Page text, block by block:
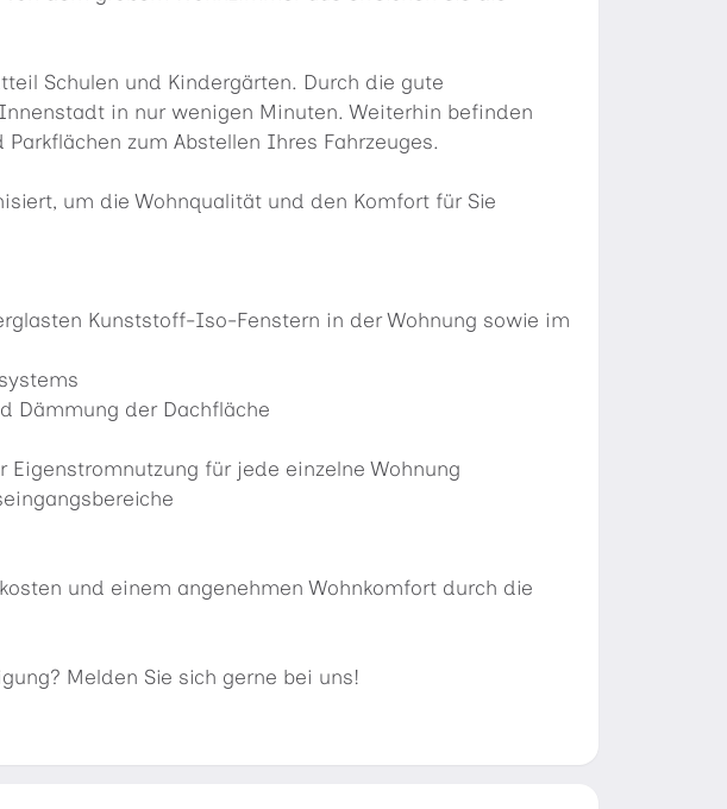
Schulen und Kindergärten. Durch die gute
in nur wenigen Minuten. Weiterhin befinden
zum Abstellen Ihres Fahrzeuges.
um die Wohnqualität und den Komfort für Sie
Kunststoff-Iso-Fenstern in der Wohnung sowie im
Dämmung der Dachfläche
Eigenstromnutzung für jede einzelne Wohnung
und einem angenehmen Wohnkomfort durch die
Melden Sie sich gerne bei uns!